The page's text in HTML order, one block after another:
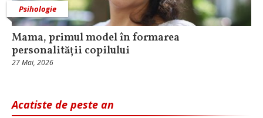
Psihologie
Mama, primul model în formarea
personalității copilului
27 Mai, 2026
Acatiste de peste an